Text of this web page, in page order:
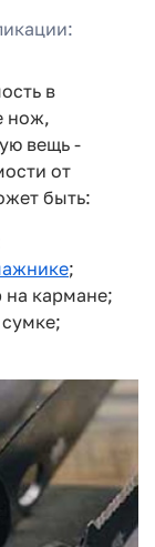
в
нож,
вещь -
от
быть:
;
кармане;